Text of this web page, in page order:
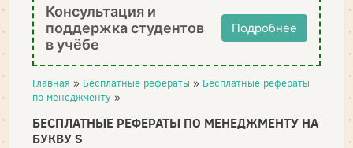
Консультация и
поддержка студентов
в учёбе
Подробнее
Главная » Бесплатные рефераты » Бесплатные рефераты
по менеджменту »
БЕСПЛАТНЫЕ РЕФЕРАТЫ ПО МЕНЕДЖМЕНТУ НА
БУКВУ S